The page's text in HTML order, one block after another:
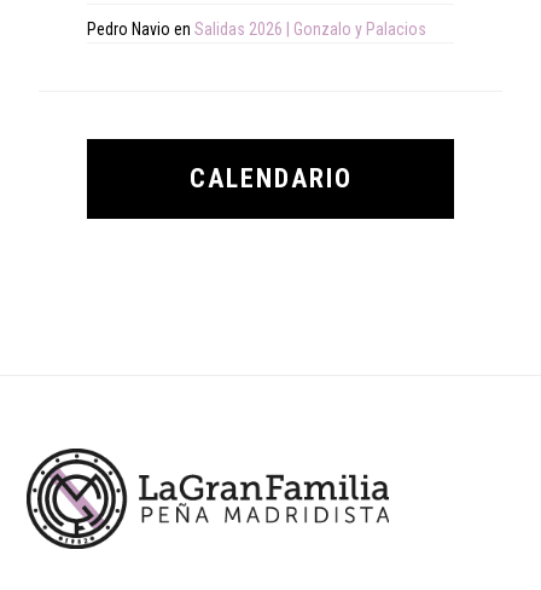
Pedro Navio en Salidas 2026 | Gonzalo y Palacios
CALENDARIO